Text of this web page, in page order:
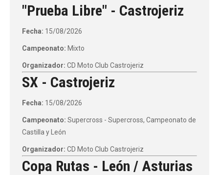
"Prueba Libre" - Castrojeriz
Fecha: 15/08/2026
Campeonato: Mixto
Organizador: CD Moto Club Castrojeriz
SX - Castrojeriz
Fecha: 15/08/2026
Campeonato: Supercross - Supercross, Campeonato de
Castilla y León
Organizador: CD Moto Club Castrojeriz
Copa Rutas - León / Asturias